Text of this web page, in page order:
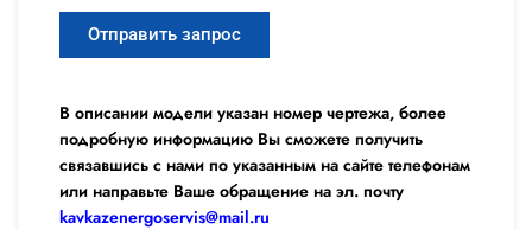
Отправить запрос
В описании модели указан номер чертежа, более
подробную информацию Вы сможете получить
связавшись с нами по указанным на сайте телефонам
или направьте Ваше обращение на эл. почту
kavkazenergoservis@mail.ru